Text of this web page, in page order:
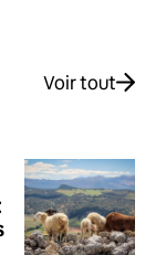
Voir tout